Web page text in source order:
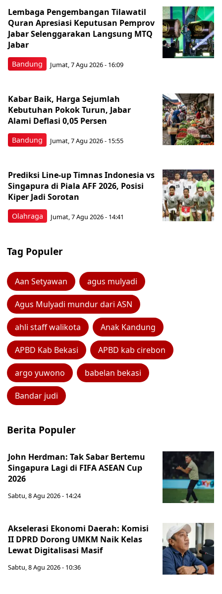
Bandung
Lembaga Pengembangan Tilawatil
Quran Apresiasi Keputusan Pemprov
Jabar Selenggarakan Langsung MTQ
Jabar
Jumat, 7 Agu 2026 - 16:09
Bandung
Kabar Baik, Harga Sejumlah
Kebutuhan Pokok Turun, Jabar
Alami Deflasi 0,05 Persen
Jumat, 7 Agu 2026 - 15:55
Olahraga
Prediksi Line-up Timnas Indonesia vs
Singapura di Piala AFF 2026, Posisi
Kiper Jadi Sorotan
Jumat, 7 Agu 2026 - 14:41
Tag Populer
Aan Setyawan agus mulyadi
Agus Mulyadi mundur dari ASN
ahli staff walikota Anak Kandung
APBD Kab Bekasi APBD kab cirebon
argo yuwono babelan bekasi
Bandar judi
Berita Populer
John Herdman: Tak Sabar Bertemu
Singapura Lagi di FIFA ASEAN Cup
2026
Sabtu, 8 Agu 2026 - 14:24
Akselerasi Ekonomi Daerah: Komisi
II DPRD Dorong UMKM Naik Kelas
Lewat Digitalisasi Masif
Sabtu, 8 Agu 2026 - 10:36